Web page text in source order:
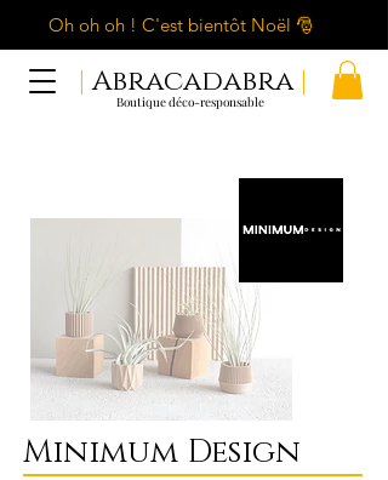
Oh oh oh ! C'est bientôt Noël 🎅
| Abracadabra |
Boutique déco-responsable
Minimum Design